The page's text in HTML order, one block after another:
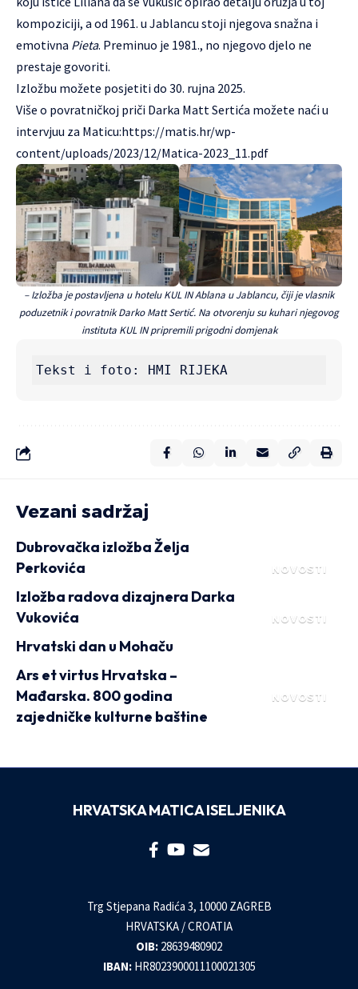
kompoziciji, a od 1961. u Jablancu stoji njegova snažna i
emotivna Pieta. Preminuo je 1981., no njegovo djelo ne
prestaje govoriti.
Izložbu možete posjetiti do 30. rujna 2025.
Više o povratničkoj priči Darka Matt Sertića možete naći u
intervjuu za Maticu:https://matis.hr/wp-
content/uploads/2023/12/Matica-2023_11.pdf
– Izložba je postavljena u hotelu KUL IN Ablana u Jablancu, čiji je vlasnik
poduzetnik i povratnik Darko Matt Sertić. Na otvorenju su kuhari njegovog
instituta KUL IN pripremili prigodni domjenak
Tekst i foto: HMI RIJEKA
Vezani sadržaj
NOVOSTI
Dubrovačka izložba Želja
Perkovića
NOVOSTI
Izložba radova dizajnera Darka
Vukovića
Hrvatski dan u Mohaču
NOVOSTI
Ars et virtus Hrvatska –
Mađarska. 800 godina
zajedničke kulturne baštine
HRVATSKA MATICA ISELJENIKA
Trg Stjepana Radića 3, 10000 ZAGREB
HRVATSKA / CROATIA
OIB: 28639480902
IBAN: HR8023900011100021305